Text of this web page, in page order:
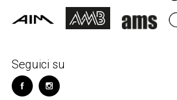
Seguici su